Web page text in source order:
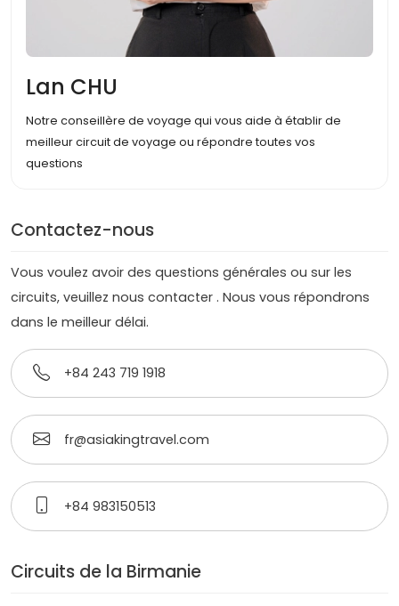
Lan CHU
Notre conseillère de voyage qui vous aide à établir de
meilleur circuit de voyage ou répondre toutes vos
questions
Contactez-nous
Vous voulez avoir des questions générales ou sur les
circuits, veuillez nous contacter . Nous vous répondrons
dans le meilleur délai.
+84 243 719 1918
fr@asiakingtravel.com
+84 983150513
Circuits de la Birmanie